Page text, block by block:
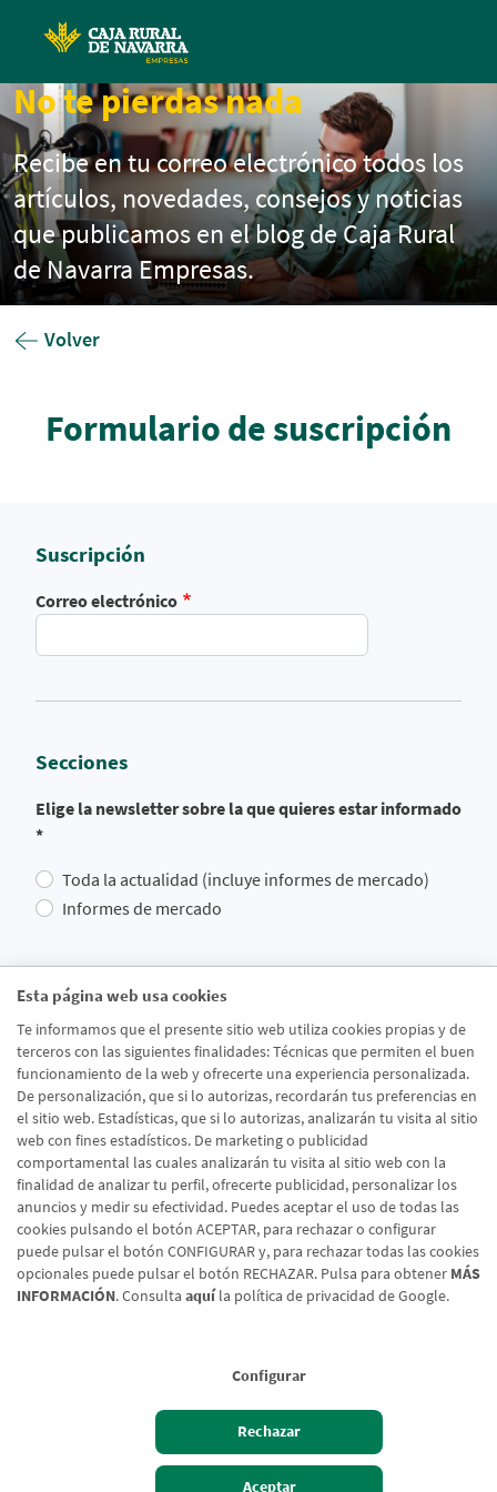
Esta página web usa cookies
Te informamos que el presente sitio web utiliza cookies propias y de
terceros con las siguientes finalidades: Técnicas que permiten el buen
funcionamiento de la web y ofrecerte una experiencia personalizada.
De personalización, que si lo autorizas, recordarán tus preferencias en
el sitio web. Estadísticas, que si lo autorizas, analizarán tu visita al sitio
web con fines estadísticos. De marketing o publicidad
comportamental las cuales analizarán tu visita al sitio web con la
finalidad de analizar tu perfil, ofrecerte publicidad, personalizar los
anuncios y medir su efectividad. Puedes aceptar el uso de todas las
cookies pulsando el botón ACEPTAR, para rechazar o configurar
puede pulsar el botón CONFIGURAR y, para rechazar todas las cookies
opcionales puede pulsar el botón RECHAZAR. Pulsa para obtener MÁS
INFORMACIÓN. Consulta aquíla política de privacidad de Google.
Configurar
Rechazar
Aceptar
No te pierdas nada
Recibe en tu correo electrónico todos los
artículos, novedades, consejos y noticias
que publicamos en el blog de Caja Rural
de Navarra Empresas.
Volver
Formulario de suscripción
Suscripción
Correo electrónico
Secciones
Elige la newsletter sobre la que quieres estar informado
*
Toda la actualidad (incluye informes de mercado)
Informes de mercado
He leído y acepto laPolítica de Protección de Datos
Usuarios Web
Enviar formulario
Aviso legal
Política de cookies
Protección de Datos